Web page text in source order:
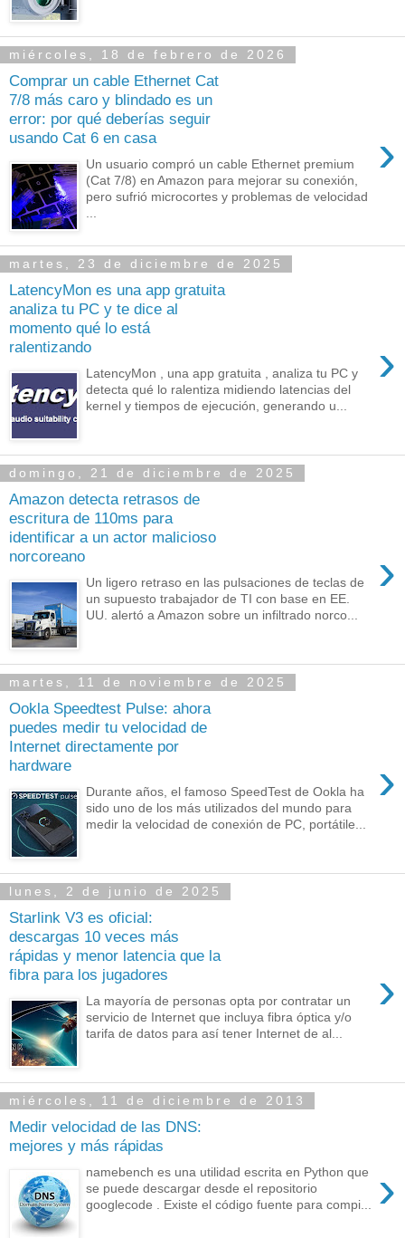
miércoles, 18 de febrero de 2026
Comprar un cable Ethernet Cat
7/8 más caro y blindado es un
error: por qué deberías seguir
usando Cat 6 en casa
›
Un usuario compró un cable Ethernet premium
(Cat 7/8) en Amazon para mejorar su conexión,
pero sufrió microcortes y problemas de velocidad
martes, 23 de diciembre de 2025
LatencyMon es una app gratuita
analiza tu PC y te dice al
momento qué lo está
ralentizando
›
LatencyMon , una app gratuita , analiza tu PC y
detecta qué lo ralentiza midiendo latencias del
kernel y tiempos de ejecución, generando u...
domingo, 21 de diciembre de 2025
Amazon detecta retrasos de
escritura de 110ms para
identificar a un actor malicioso
norcoreano
›
Un ligero retraso en las pulsaciones de teclas de
un supuesto trabajador de TI con base en EE.
UU. alertó a Amazon sobre un infiltrado norco...
martes, 11 de noviembre de 2025
Ookla Speedtest Pulse: ahora
puedes medir tu velocidad de
Internet directamente por
hardware
›
Durante años, el famoso SpeedTest de Ookla ha
sido uno de los más utilizados del mundo para
medir la velocidad de conexión de PC, portátile...
lunes, 2 de junio de 2025
Starlink V3 es oficial:
descargas 10 veces más
rápidas y menor latencia que la
fibra para los jugadores
›
La mayoría de personas opta por contratar un
servicio de Internet que incluya fibra óptica y/o
tarifa de datos para así tener Internet de al...
miércoles, 11 de diciembre de 2013
Medir velocidad de las DNS:
mejores y más rápidas
›
namebench es una utilidad escrita en Python que
se puede descargar desde el repositorio
googlecode . Existe el código fuente para compi...